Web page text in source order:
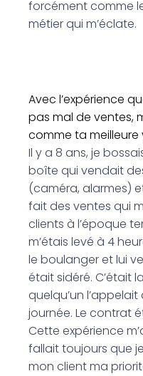
forcément comme
métier qui m’éclate.
Avec l’expérience
pas mal de ventes,
comme ta meilleure
Il y a 8 ans, je
boîte qui vendait
(caméra, alarmes)
fait des ventes qui
clients à l’époque
m’étais levé à 4
le boulanger et lui
était sidéré. C’était
quelqu’un
journée. Le contrat
Cette expérience
fallait toujours que
mon client ma